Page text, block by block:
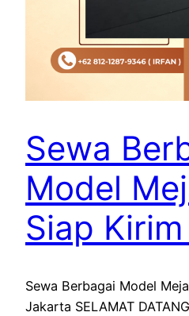
Sewa
Model
Siap
Sewa Berbagai Model
Jakarta SELAMAT